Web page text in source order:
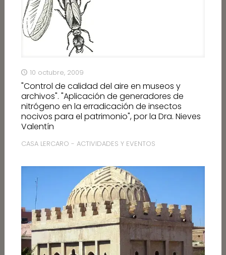
10 octubre, 2009
"Control de calidad del aire en museos y
archivos". "Aplicación de generadores de
nitrógeno en la erradicación de insectos
nocivos para el patrimonio", por la Dra. Nieves
Valentín
CASA LERCARO - ACTIVIDADES Y EVENTOS